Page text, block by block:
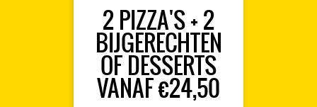
2 PIZZA'S + 2
BIJGERECHTEN
OF DESSERTS
VANAF €24,50